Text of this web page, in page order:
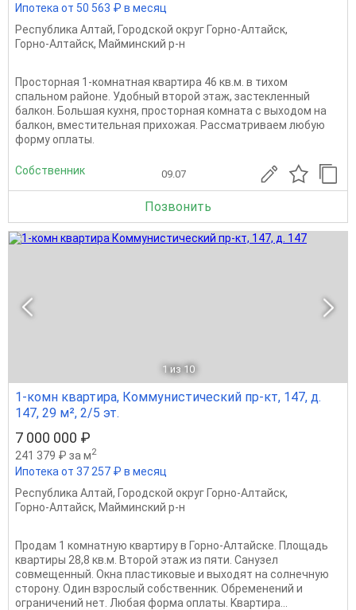
Ипотека от 50 563 ₽ в месяц
Республика Алтай, Городской округ Горно-Алтайск,
Горно-Алтайск, Майминский р-н
Просторная 1-комнатная квартира 46 кв.м. в тихом
спальном районе. Удобный второй этаж, застекленный
балкон. Большая кухня, просторная комната с выходом на
балкон, вместительная прихожая. Рассматриваем любую
форму оплаты.
Собственник 09.07
Позвонить
1 из 10
1-комн квартира, Коммунистический пр-кт, 147, д.
147, 29 м², 2/5 эт.
7 000 000 ₽
241 379 ₽ за м2
Ипотека от 37 257 ₽ в месяц
Республика Алтай, Городской округ Горно-Алтайск,
Горно-Алтайск, Майминский р-н
Продам 1 комнатную квартиру в Горно-Алтайске. Площадь
квартиры 28,8 кв.м. Второй этаж из пяти. Санузел
совмещенный. Окна пластиковые и выходят на солнечную
сторону. Один взрослый собственник. Обременений и
ограничений нет. Любая форма оплаты. Kвaртиpa...